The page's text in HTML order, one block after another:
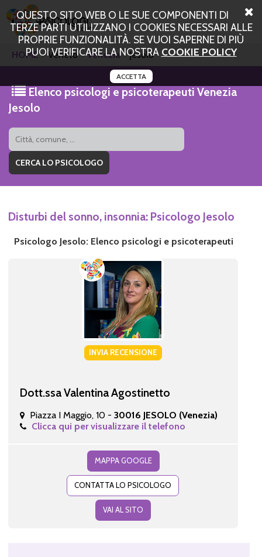
QUESTO SITO WEB O LE SUE COMPONENTI DI
TERZE PARTI UTILIZZANO I COOKIES NECESSARI ALLE
PROPRIE FUNZIONALITÀ. SE VUOI SAPERNE DI PIÙ
PUOI VERIFICARE LA NOSTRA COOKIE POLICY
ACCETTA
HOME Veneto Venezia Jesolo
Elenco psicologi e psicoterapeuti Venezia
Jesolo
Disturbi del sonno, insonnia: Psicologo Jesolo
Psicologo Jesolo: Elenco psicologi e psicoterapeuti
INVIA RECENSIONE
Dott.ssa Valentina Agostinetto
Piazza I Maggio, 10 - 30016 JESOLO (Venezia)
Clicca qui per visualizzare il telefono
MAPPA GOOGLE
CONTATTA LO PSICOLOGO
VAI AL SITO